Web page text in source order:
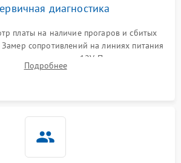
диагностика
платы на наличие прогаров и сбитых
сопротивлений на линиях питания
разъемах 12V. Проверка на
основных дросселей питания GPU и
Подробнее